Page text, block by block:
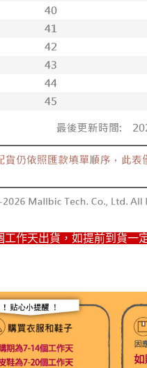
作天出貨，如提前到貨一